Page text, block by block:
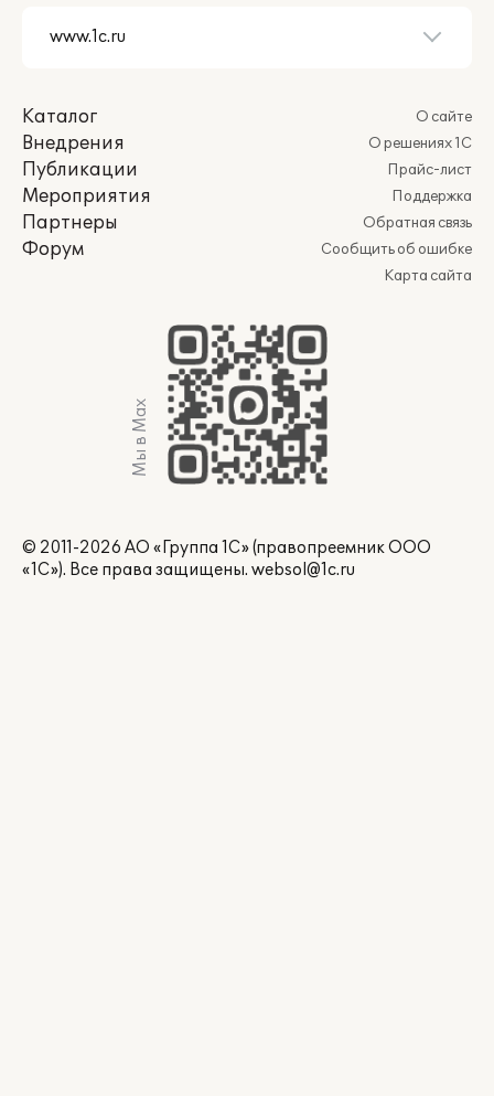
Каталог
Внедрения
Публикации
Мероприятия
Партнеры
Форум
О сайте
О решениях 1С
Прайс-лист
Поддержка
Обратная связь
Сообщить об ошибке
Карта сайта
Мы в Max
© 2011-2026 АО «Группа 1С» (правопреемник ООО
«1С»). Все права защищены. websol@1c.ru